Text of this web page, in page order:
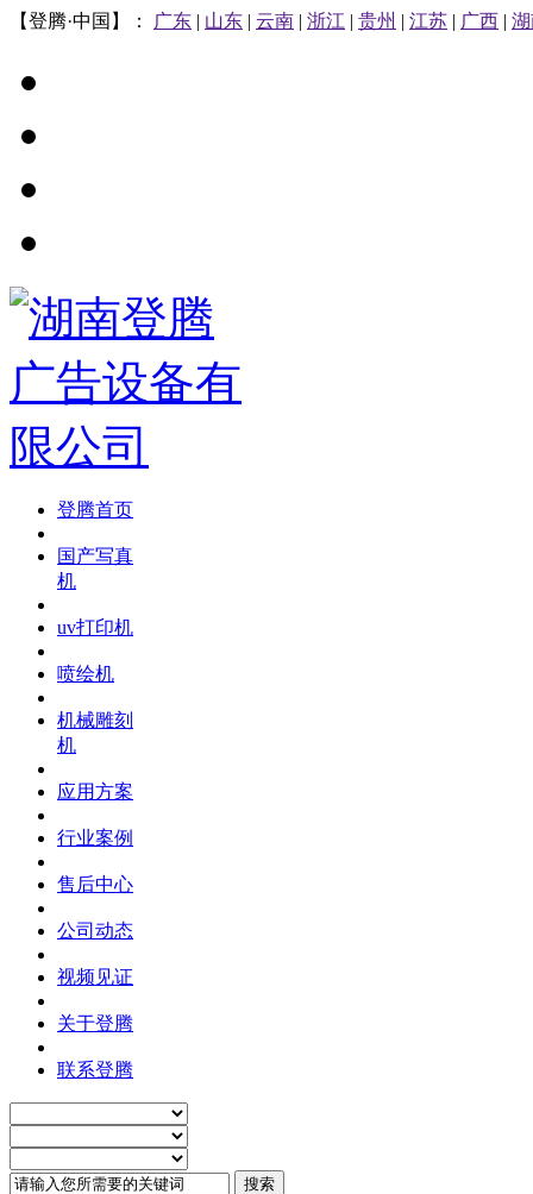
【登腾·中国】： 广东 | 山东 | 云南 | 浙江 | 贵州 | 江苏 | 广西 |
登腾首页
国产写真
机
uv打印机
喷绘机
机械雕刻
机
应用方案
行业案例
售后中心
公司动态
视频见证
关于登腾
联系登腾